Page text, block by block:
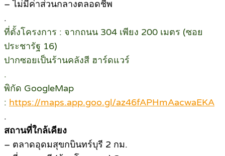
– ไม่มีค่าส่วนกลางตลอดชีพ
.
ที่ตั้งโครงการ : จากถนน 304 เพียง 200 เมตร (ซอย
ประชารัฐ 16)
ปากซอยเป็นร้านคลังสี ฮาร์ดแวร์
.
พิกัด GoogleMap
: https://maps.app.goo.gl/az46fAPHmAacwaEKA
.
สถานที่ใกล้เคียง
– ตลาดอุดมสุขกบินทร์บุรี 2 กม.